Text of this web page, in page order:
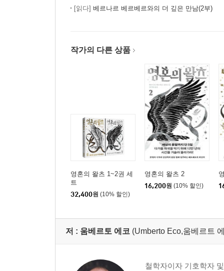
[읽다] 베르나르 베르베르와의 더 깊은 만남(2부)
작가의 다른 상품
영혼의 왈츠 1~2권 세
트
32,400원 (10% 할인)
영혼의 왈츠 2
16,200원 (10% 할인)
저 : 움베르토 에코 (Umberto Eco,움베르트
철학자이자 기호학자